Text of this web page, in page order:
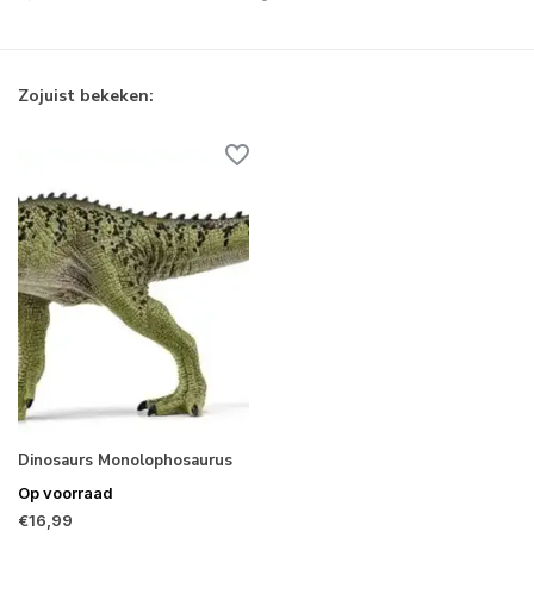
Zojuist bekeken:
Dinosaurs Monolophosaurus
Op voorraad
€16,99